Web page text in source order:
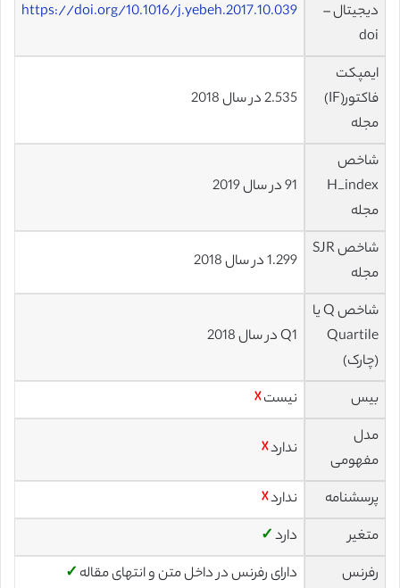
دیجیتال –
doi
https://doi.org/10.1016/j.yebeh.2017.10.039
ایمپکت
فاکتور(IF)
مجله
2.535 در سال 2018
شاخص
H_index
مجله
91 در سال 2019
شاخص SJR
مجله
1.299 در سال 2018
شاخص Q یا
Quartile
(چارک)
Q1 در سال 2018
بیس نیست☓
مدل
مفهومی
ندارد☓
پرسشنامه ندارد☓
متغیر
دارد✓
رفرنس
دارای رفرنس در داخل متن و انتهای مقاله ✓